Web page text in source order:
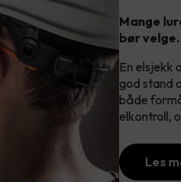
Mange
bør velge.
En elsjekk
god stand
både
elkontroll,
Les